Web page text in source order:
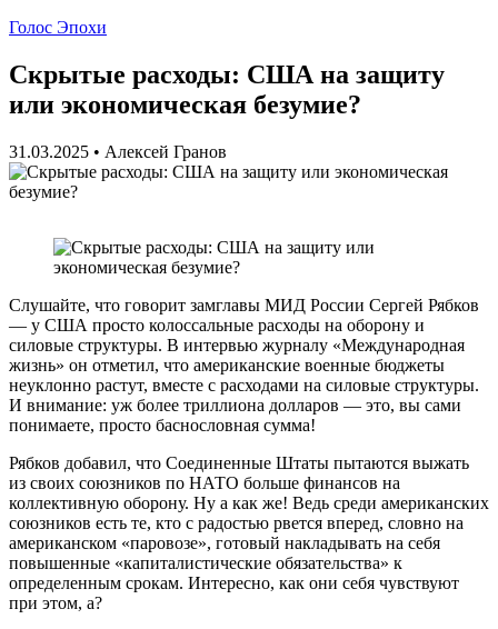
Голос Эпохи
Скрытые расходы: США на защиту
или экономическая безумие?
31.03.2025 • Алексей Гранов
Слушайте, что говорит замглавы МИД России Сергей Рябков
— у США просто колоссальные расходы на оборону и
силовые структуры. В интервью журналу «Международная
жизнь» он отметил, что американские военные бюджеты
неуклонно растут, вместе с расходами на силовые структуры.
И внимание: уж более триллиона долларов — это, вы сами
понимаете, просто баснословная сумма!
Рябков добавил, что Соединенные Штаты пытаются выжать
из своих союзников по НАТО больше финансов на
коллективную оборону. Ну а как же! Ведь среди американских
союзников есть те, кто с радостью рвется вперед, словно на
американском «паровозе», готовый накладывать на себя
повышенные «капиталистические обязательства» к
определенным срокам. Интересно, как они себя чувствуют
при этом, а?